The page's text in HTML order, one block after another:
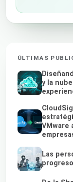
ÚLTIMAS
y la
VMware
Las
progreso